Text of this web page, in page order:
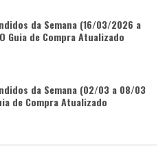
da Semana (16/03/2026 a
Guia de Compra Atualizado
da Semana (02/03 a 08/03
de Compra Atualizado